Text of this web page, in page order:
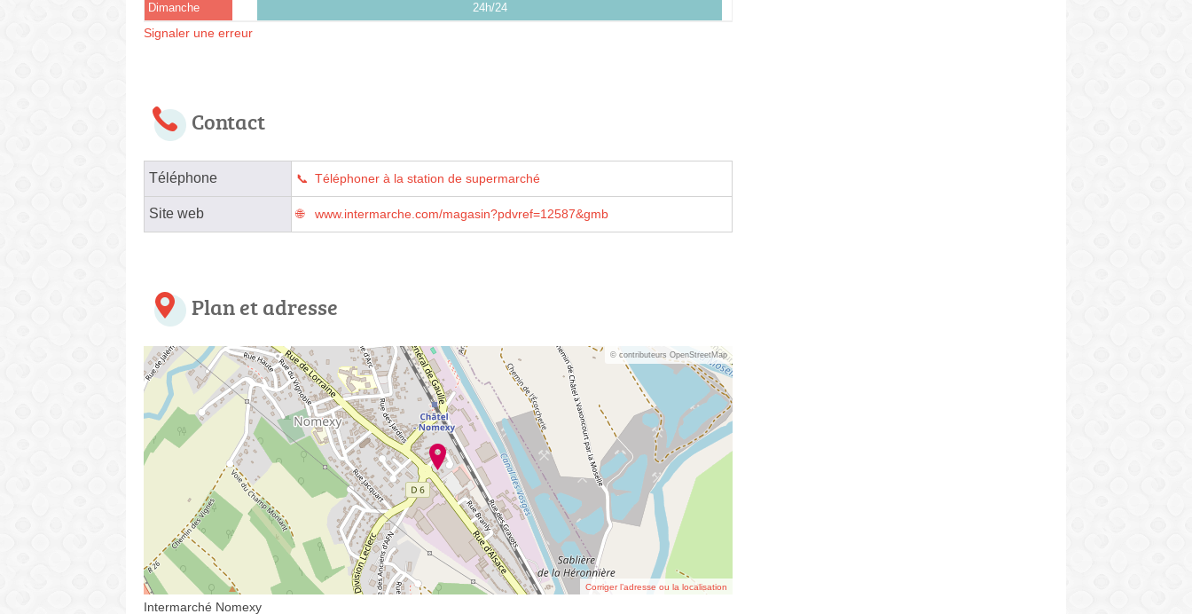
Dimanche 24h/24
Signaler une erreur
Contact
Téléphone Téléphoner à la station de supermarché
Site web www.intermarche.com/magasin?pdvref=12587&gmb
Plan et adresse
© contributeurs OpenStreetMap
Corriger l’adresse ou la localisation
Intermarché Nomexy